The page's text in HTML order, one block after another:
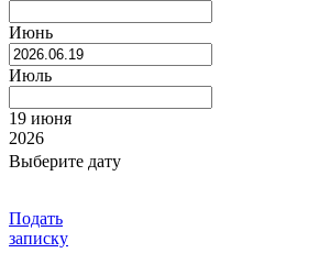
Июнь
Июль
19 июня
2026
Выберите дату
Подать
записку